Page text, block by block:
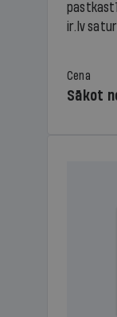
ir.lv
Cena
Sākot